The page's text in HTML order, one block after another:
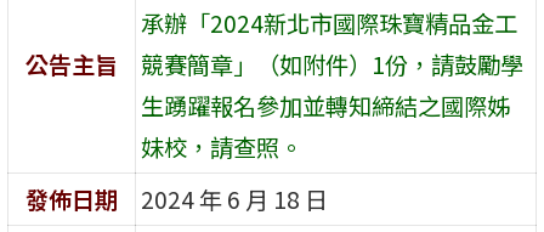
公告主旨
承辦「2024新北市國際珠寶精品金工
競賽簡章」（如附件）1份，請鼓勵學
生踴躍報名參加並轉知締結之國際姊
妹校，請查照。
發佈日期
2024 年 6 月 18 日